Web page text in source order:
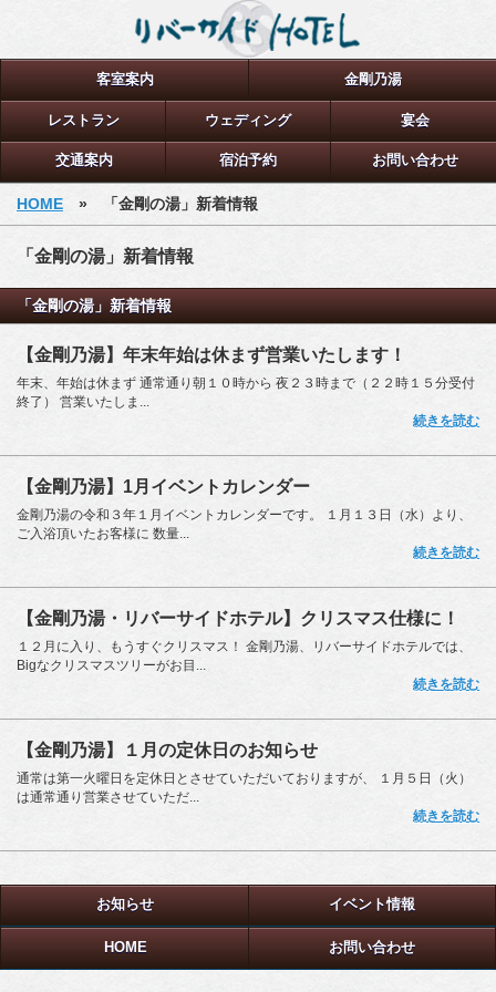
客室案内 金剛乃湯
レストラン ウェディング 宴会
交通案内 宿泊予約 お問い合わせ
HOME » 「金剛の湯」新着情報
「金剛の湯」新着情報
「金剛の湯」新着情報
【金剛乃湯】年末年始は休まず営業いたします！
年末、年始は休まず 通常通り朝１０時から 夜２３時まで（２２時１５分受付
終了） 営業いたしま...
続きを読む
【金剛乃湯】1月イベントカレンダー
金剛乃湯の令和３年１月イベントカレンダーです。 １月１３日（水）より、
ご入浴頂いたお客様に 数量...
続きを読む
【金剛乃湯・リバーサイドホテル】クリスマス仕様に！
１２月に入り、もうすぐクリスマス！ 金剛乃湯、リバーサイドホテルでは、
Bigなクリスマスツリーがお目...
続きを読む
【金剛乃湯】１月の定休日のお知らせ
通常は第一火曜日を定休日とさせていただいておりますが、 １月５日（火）
は通常通り営業させていただ...
続きを読む
お知らせ イベント情報
HOME お問い合わせ